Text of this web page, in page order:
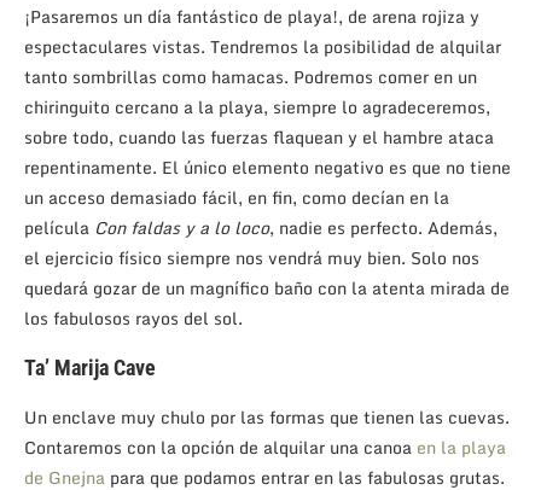
¡Pasaremos un día fantástico de playa!, de arena rojiza y
espectaculares vistas. Tendremos la posibilidad de alquilar
tanto sombrillas como hamacas. Podremos comer en un
chiringuito cercano a la playa, siempre lo agradeceremos,
sobre todo, cuando las fuerzas flaquean y el hambre ataca
repentinamente. El único elemento negativo es que no tiene
un acceso demasiado fácil, en fin, como decían en la
película Con faldas y a lo loco, nadie es perfecto. Además,
el ejercicio físico siempre nos vendrá muy bien. Solo nos
quedará gozar de un magnífico baño con la atenta mirada de
los fabulosos rayos del sol.
Ta’ Marija Cave
Un enclave muy chulo por las formas que tienen las cuevas.
Contaremos con la opción de alquilar una canoa en la playa
de Gnejna para que podamos entrar en las fabulosas grutas.